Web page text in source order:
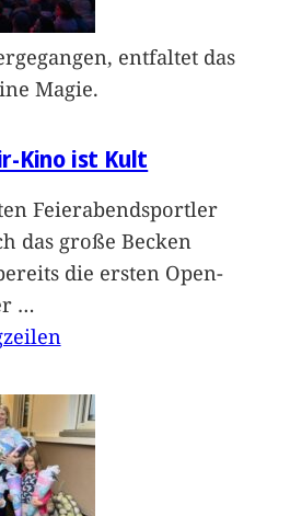
entfaltet das
Magie.
Kino ist Kult
Feierabendsportler
das große Becken
die ersten Open-
…